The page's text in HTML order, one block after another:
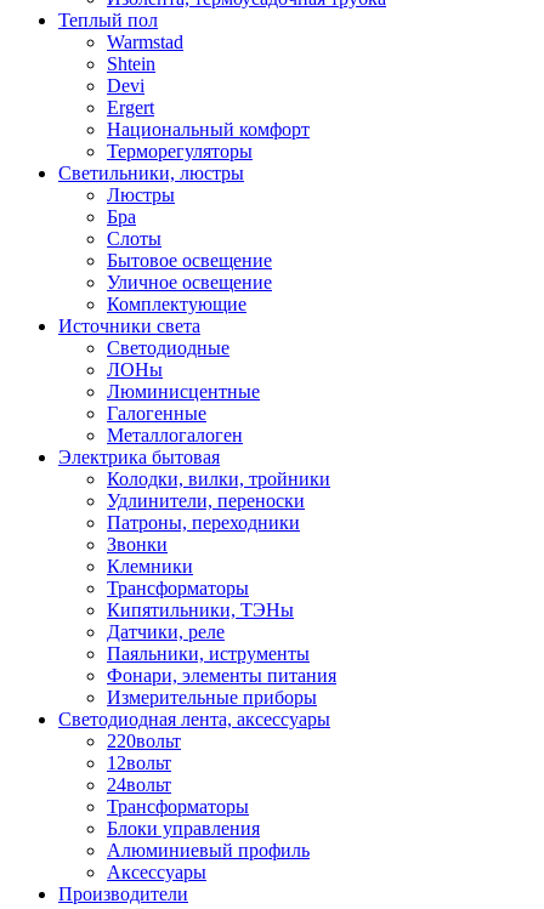
Теплый пол
Warmstad
Shtein
Devi
Ergert
Национальный комфорт
Терморегуляторы
Светильники, люстры
Люстры
Бра
Слоты
Бытовое освещение
Уличное освещение
Комплектующие
Источники света
Светодиодные
ЛОНы
Люминисцентные
Галогенные
Металлогалоген
Электрика бытовая
Колодки, вилки, тройники
Удлинители, переноски
Патроны, переходники
Звонки
Клемники
Трансформаторы
Кипятильники, ТЭНы
Датчики, реле
Паяльники, иструменты
Фонари, элементы питания
Измерительные приборы
Светодиодная лента, аксессуары
220вольт
12вольт
24вольт
Трансформаторы
Блоки управления
Алюминиевый профиль
Аксессуары
Производители